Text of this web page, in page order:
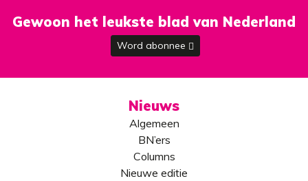
Gewoon het leukste blad van Nederland
Word abonnee
Nieuws
Algemeen
BN’ers
Columns
Nieuwe editie